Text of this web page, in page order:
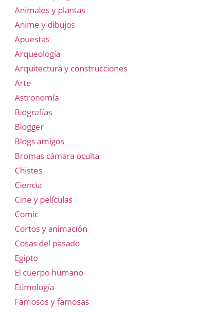
Animales y plantas
Anime y dibujos
Apuestas
Arqueología
Arquitectura y construcciones
Arte
Astronomía
Biografías
Blogger
Blogs amigos
Bromas cámara oculta
Chistes
Ciencia
Cine y películas
Comic
Cortos y animación
Cosas del pasado
Egipto
El cuerpo humano
Etimología
Famosos y famosas